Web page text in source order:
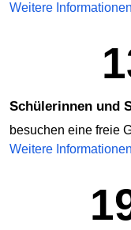
Weitere Informationen
Schülerinnen und
besuchen eine freie
Weitere Informationen